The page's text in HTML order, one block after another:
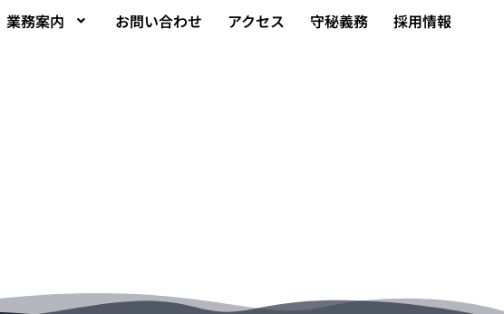
業務案内 お問い合わせ アクセス 守秘義務
採用情報